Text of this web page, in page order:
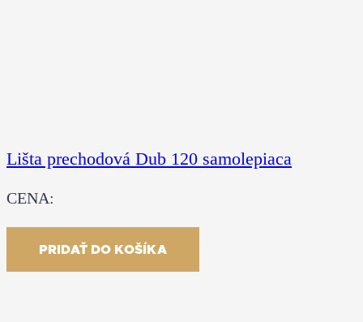
Lišta prechodová Dub 120 samolepiaca
CENA:
33.00€
PRIDAŤ DO KOŠÍKA